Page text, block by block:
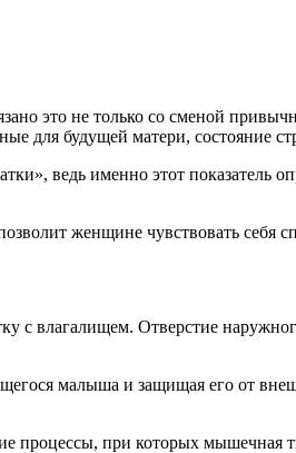
это не только со сменой
для будущей матери, состояние
ведь именно этот показатель
женщине чувствовать себя
с влагалищем. Отверстие
малыша и защищая его от
процессы, при которых мышечная